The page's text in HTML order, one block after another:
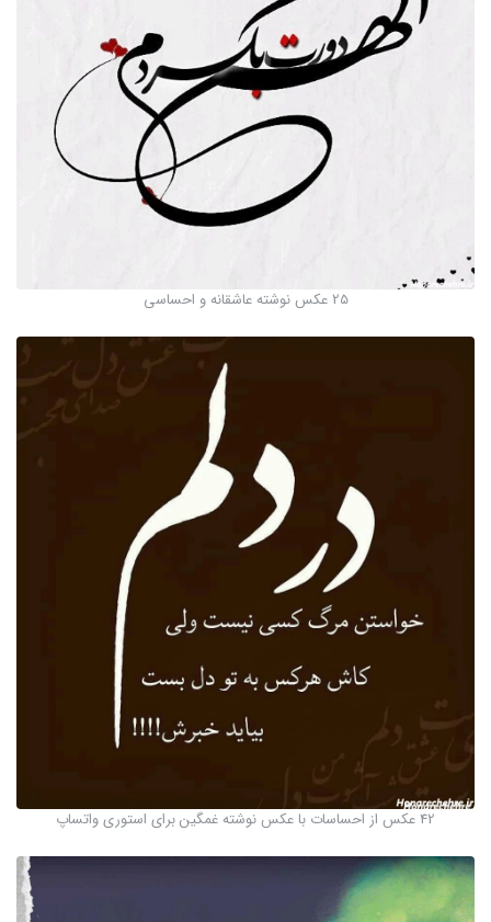
25 عکس نوشته عاشقانه و احساسی
42 عکس از احساسات با عکس نوشته غمگین برای استوری واتساپ